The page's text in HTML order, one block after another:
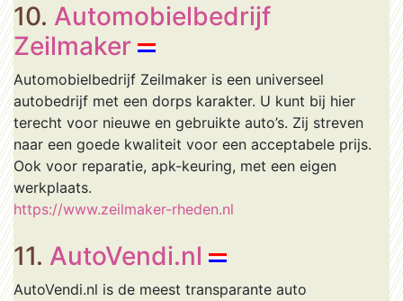
10. Automobielbedrijf
Zeilmaker
Automobielbedrijf Zeilmaker is een universeel
autobedrijf met een dorps karakter. U kunt bij hier
terecht voor nieuwe en gebruikte auto’s. Zij streven
naar een goede kwaliteit voor een acceptabele prijs.
Ook voor reparatie, apk-keuring, met een eigen
werkplaats.
https://www.zeilmaker-rheden.nl
11. AutoVendi.nl
AutoVendi.nl is de meest transparante auto